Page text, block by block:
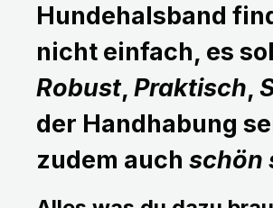
Hundehalsband
nicht einfach, es
Robust, Praktisch,
der Handhabung
zudem auch schön